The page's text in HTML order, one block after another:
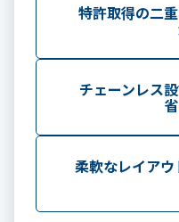
特許取得の二
チェーンレス
柔軟なレイア